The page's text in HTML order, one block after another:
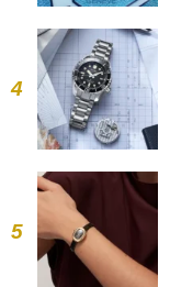
4
5